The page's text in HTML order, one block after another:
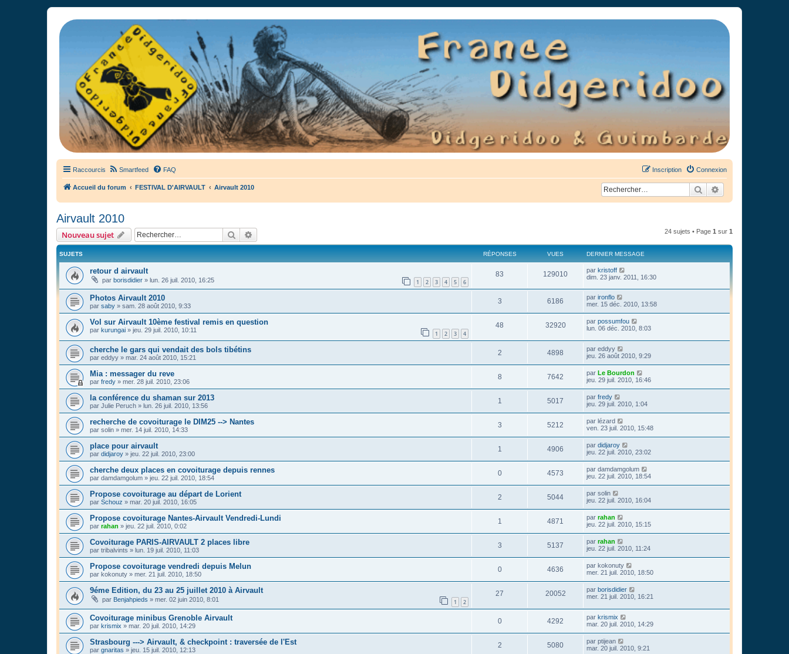
France Didgeridoo
Didgeridoo et Guimbarde sur France Didgeridoo - retrouvez la communauté.
Raccourcis Smartfeed FAQ Connexion
Inscription
Accueil du forum FESTIVAL D'AIRVAULT Airvault 2010 Rechercher
Airvault 2010
Nouveau sujet Rechercher 24 sujets • Page 1 sur 1
SUJETS RÉPONSES VUES DERNIER MESSAGE
retour d airvault
par borisdidier » lun. 26 juil. 2010, 16:25 1 2 3 4 5 6
83 129010 par kristoff
dim. 23 janv. 2011, 16:30
Photos Airvault 2010
par saby » sam. 28 août 2010, 9:33
3 6186 par ironflo
mer. 15 déc. 2010, 13:58
Vol sur Airvault 10ème festival remis en question
par kurungai » jeu. 29 juil. 2010, 10:11 1 2 3 4
48 32920 par possumfou
lun. 06 déc. 2010, 8:03
cherche le gars qui vendait des bols tibétins
par eddyy » mar. 24 août 2010, 15:21
2 4898 par eddyy
jeu. 26 août 2010, 9:29
Mia : messager du reve
par fredy » mer. 28 juil. 2010, 23:06
8 7642 par Le Bourdon
jeu. 29 juil. 2010, 16:46
la conférence du shaman sur 2013
par Julie Peruch » lun. 26 juil. 2010, 13:56
1 5017 par fredy
jeu. 29 juil. 2010, 1:04
recherche de covoiturage le DIM25 --> Nantes
par solin » mer. 14 juil. 2010, 14:33
3 5212 par lézard
ven. 23 juil. 2010, 15:48
place pour airvault
par didjaroy » jeu. 22 juil. 2010, 23:00
1 4906 par didjaroy
jeu. 22 juil. 2010, 23:02
cherche deux places en covoiturage depuis rennes
par damdamgolum » jeu. 22 juil. 2010, 18:54
0 4573 par damdamgolum
jeu. 22 juil. 2010, 18:54
Propose covoiturage au départ de Lorient
par Schouz » mar. 20 juil. 2010, 16:05
2 5044 par solin
jeu. 22 juil. 2010, 16:04
Propose covoiturage Nantes-Airvault Vendredi-Lundi
par rahan » jeu. 22 juil. 2010, 0:02
1 4871 par rahan
jeu. 22 juil. 2010, 15:15
Covoiturage PARIS-AIRVAULT 2 places libre
par tribalvints » lun. 19 juil. 2010, 11:03
3 5137 par rahan
jeu. 22 juil. 2010, 11:24
Propose covoiturage vendredi depuis Melun
par kokonuty » mer. 21 juil. 2010, 18:50
0 4636 par kokonuty
mer. 21 juil. 2010, 18:50
9éme Edition, du 23 au 25 juillet 2010 à Airvault
par Benjahpieds » mer. 02 juin 2010, 8:01 1 2
27 20052 par borisdidier
mer. 21 juil. 2010, 16:21
Covoiturage minibus Grenoble Airvault
par krismix » mar. 20 juil. 2010, 14:29
0 4292 par krismix
mar. 20 juil. 2010, 14:29
Strasbourg ---> Airvault, & checkpoint : traversée de l'Est
par gnaritas » jeu. 15 juil. 2010, 12:13
2 5080 par ptijean
mar. 20 juil. 2010, 9:21